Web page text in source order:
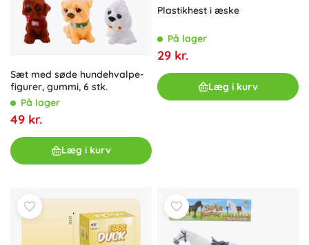
Sæt med søde hundehvalpe-
figurer, gummi, 6 stk.
På lager
49 kr.
Læg i kurv
Plastikhest i æske
På lager
29 kr.
Læg i kurv